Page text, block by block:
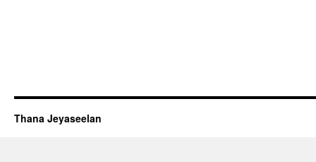
Thana Jeyaseelan